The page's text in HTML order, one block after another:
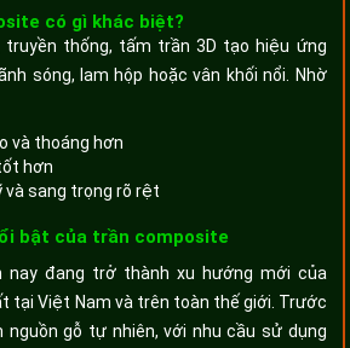
có gì khác biệt?
truyền thống, tấm trần 3D tạo hiệu ứng
sóng, lam hộp hoặc vân khối nổi. Nhờ
và thoáng hơn
hơn
sang trọng rõ rệt
bật của trần composite
nay đang trở thành xu hướng mới của
tại Việt Nam và trên toàn thế giới. Trước
gỗ tự nhiên, với nhu cầu sử dụng